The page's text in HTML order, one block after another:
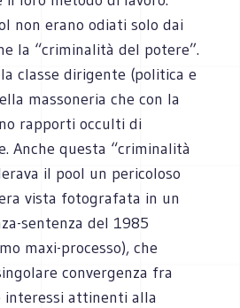
non erano odiati solo dai
la “criminalità del potere”.
classe dirigente (politica e
massoneria che con la
rapporti occulti di
Anche questa “criminalità
il pool un pericoloso
vista fotografata in un
sentenza del 1985
maxi-processo), che
convergenza fra
interessi attinenti alla